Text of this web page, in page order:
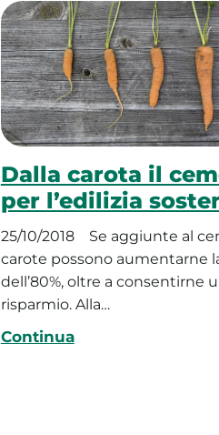
Dalla carota il
per l’edilizia
25/10/2018
Se aggiunte al
carote possono aumentarne
dell’80%, oltre a consentirne
risparmio. Alla…
Continua